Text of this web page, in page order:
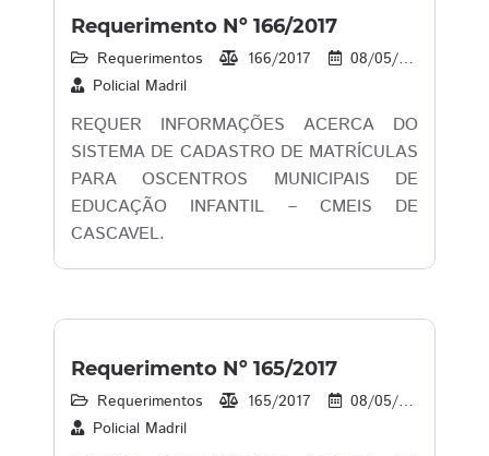
Requerimento Nº 166/2017
Requerimentos 166/2017 08/05/2017
Policial Madril
REQUER INFORMAÇÕES ACERCA DO
SISTEMA DE CADASTRO DE MATRÍCULAS
PARA OSCENTROS MUNICIPAIS DE
EDUCAÇÃO INFANTIL – CMEIS DE
CASCAVEL.
Requerimento Nº 165/2017
Requerimentos 165/2017 08/05/2017
Policial Madril